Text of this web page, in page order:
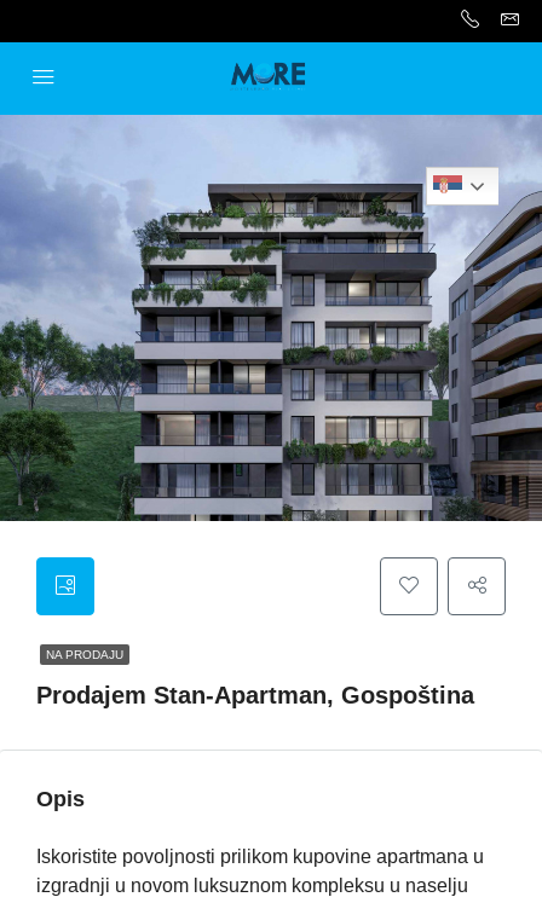
NA PRODAJU
Prodajem Stan-Apartman, Gospoština
Opis
Iskoristite povoljnosti prilikom kupovine apartmana u
izgradnji u novom luksuznom kompleksu u naselju
Serbian